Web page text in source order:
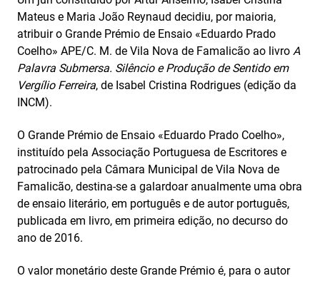
Mateus e Maria João Reynaud decidiu, por maioria,
atribuir o Grande Prémio de Ensaio «Eduardo Prado
Coelho» APE/C. M. de Vila Nova de Famalicão ao livro A
Palavra Submersa. Silêncio e Produção de Sentido em
Vergílio Ferreira, de Isabel Cristina Rodrigues (edição da
INCM).
O Grande Prémio de Ensaio «Eduardo Prado Coelho»,
instituído pela Associação Portuguesa de Escritores e
patrocinado pela Câmara Municipal de Vila Nova de
Famalicão, destina-se a galardoar anualmente uma obra
de ensaio literário, em português e de autor português,
publicada em livro, em primeira edição, no decurso do
ano de 2016.
O valor monetário deste Grande Prémio é, para o autor